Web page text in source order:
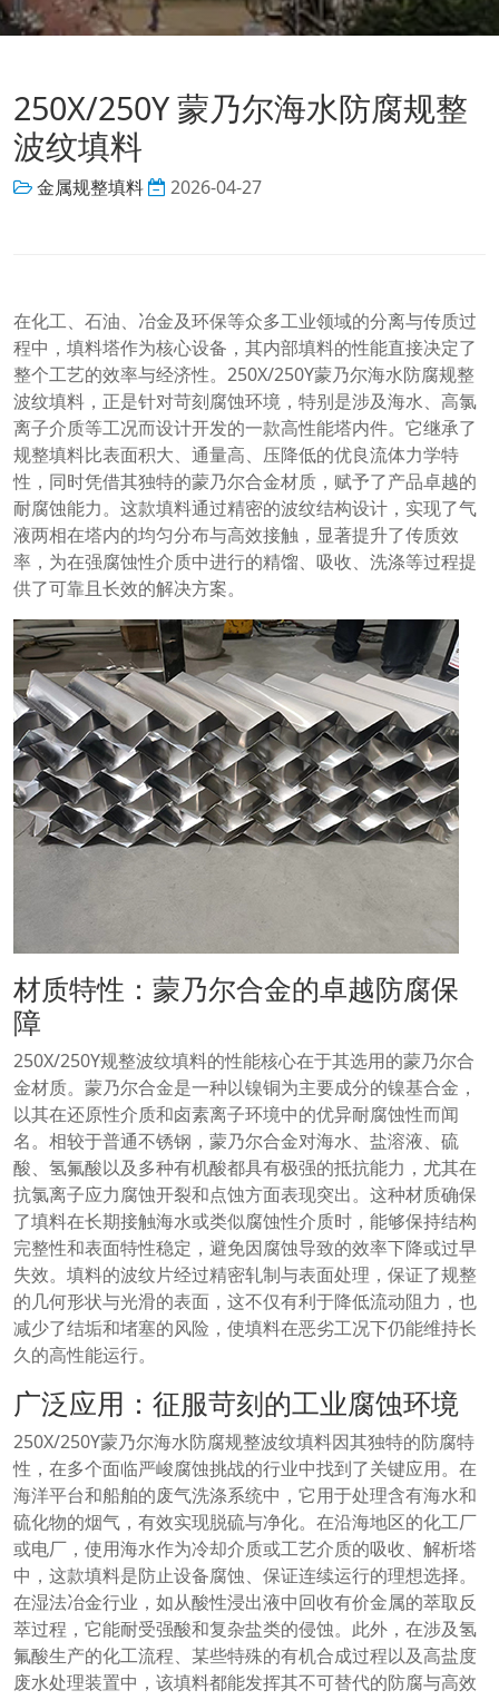
250X/250Y 蒙乃尔海水防腐规整
波纹填料
金属规整填料 2026-04-27
在化工、石油、冶金及环保等众多工业领域的分离与传质过
程中，填料塔作为核心设备，其内部填料的性能直接决定了
整个工艺的效率与经济性。250X/250Y蒙乃尔海水防腐规整
波纹填料，正是针对苛刻腐蚀环境，特别是涉及海水、高氯
离子介质等工况而设计开发的一款高性能塔内件。它继承了
规整填料比表面积大、通量高、压降低的优良流体力学特
性，同时凭借其独特的蒙乃尔合金材质，赋予了产品卓越的
耐腐蚀能力。这款填料通过精密的波纹结构设计，实现了气
液两相在塔内的均匀分布与高效接触，显著提升了传质效
率，为在强腐蚀性介质中进行的精馏、吸收、洗涤等过程提
供了可靠且长效的解决方案。
材质特性：蒙乃尔合金的卓越防腐保
障
250X/250Y规整波纹填料的性能核心在于其选用的蒙乃尔合
金材质。蒙乃尔合金是一种以镍铜为主要成分的镍基合金，
以其在还原性介质和卤素离子环境中的优异耐腐蚀性而闻
名。相较于普通不锈钢，蒙乃尔合金对海水、盐溶液、硫
酸、氢氟酸以及多种有机酸都具有极强的抵抗能力，尤其在
抗氯离子应力腐蚀开裂和点蚀方面表现突出。这种材质确保
了填料在长期接触海水或类似腐蚀性介质时，能够保持结构
完整性和表面特性稳定，避免因腐蚀导致的效率下降或过早
失效。填料的波纹片经过精密轧制与表面处理，保证了规整
的几何形状与光滑的表面，这不仅有利于降低流动阻力，也
减少了结垢和堵塞的风险，使填料在恶劣工况下仍能维持长
久的高性能运行。
广泛应用：征服苛刻的工业腐蚀环境
250X/250Y蒙乃尔海水防腐规整波纹填料因其独特的防腐特
性，在多个面临严峻腐蚀挑战的行业中找到了关键应用。在
海洋平台和船舶的废气洗涤系统中，它用于处理含有海水和
硫化物的烟气，有效实现脱硫与净化。在沿海地区的化工厂
或电厂，使用海水作为冷却介质或工艺介质的吸收、解析塔
中，这款填料是防止设备腐蚀、保证连续运行的理想选择。
在湿法冶金行业，如从酸性浸出液中回收有价金属的萃取反
萃过程，它能耐受强酸和复杂盐类的侵蚀。此外，在涉及氢
氟酸生产的化工流程、某些特殊的有机合成过程以及高盐度
废水处理装置中，该填料都能发挥其不可替代的防腐与高效